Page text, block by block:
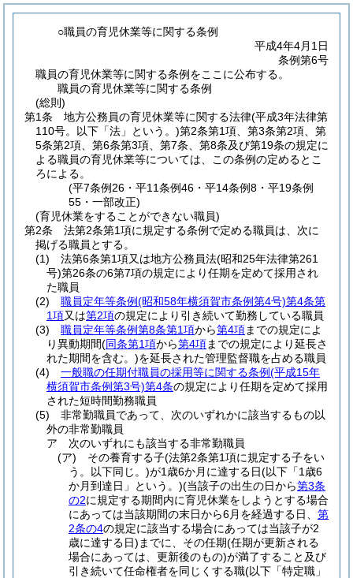
○職員の育児休業等に関する条例
平成4年4月1日
条例第6号
職員の育児休業等に関する条例をここに公布する。
職員の育児休業等に関する条例
(総則)
第1条
地方公務員の育児休業等に関する法律(平成3年法律第
110号。以下「法」という。)第2条第1項、第3条第2項、第
5条第2項、第6条第3項、第7条、第8条及び第19条の規定に
よる職員の育児休業等については、この条例の定めるとこ
ろによる。
(平7条例26・平11条例46・平14条例8・平19条例
55・一部改正)
(育児休業をすることができない職員)
第2条
法第2条第1項に規定する条例で定める職員は、次に
掲げる職員とする。
(1)
法第6条第1項又は地方公務員法(昭和25年法律第261
号)第26条の6第7項の規定により任期を定めて採用され
た職員
(2)
職員定年等条例(昭和58年横須賀市条例第4号)第4条第
1項又は第2項の規定により引き続いて勤務している職員
(3)
職員定年等条例第8条第1項から第4項までの規定によ
り異動期間(同条第1項から第4項までの規定により延長さ
れた期間を含む。)を延長された管理監督職を占める職員
(4)
一般職の任期付職員の採用等に関する条例(平成15年
横須賀市条例第3号)第4条の規定により任期を定めて採用
された短時間勤務職員
(5)
非常勤職員であって、次のいずれかに該当するもの以
外の非常勤職員
ア
次のいずれにも該当する非常勤職員
(ア)
その養育する子(法第2条第1項に規定する子をい
う。以下同じ。)が1歳6か月に達する日(以下「1歳6
か月到達日」という。)(当該子の出生の日から第3条
の2に規定する期間内に育児休業をしようとする場合
にあっては当該期間の末日から6月を経過する日、第
2条の4の規定に該当する場合にあっては当該子が2
歳に達する日) までに、その任期(任期が更新される
場合にあっては、更新後のもの)が満了すること及び
引き続いて任命権者を同じくする職(以下「特定職」